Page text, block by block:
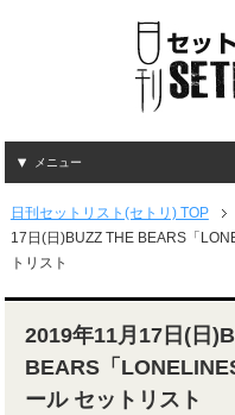
メニュー
日刊セットリスト(セトリ) TOP
17日(日)BUZZ THE BEARS「
トリスト
2019年11月17日(日
BEARS「
ール セットリスト